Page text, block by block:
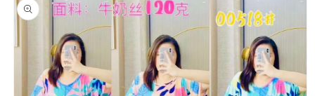
a la
información
del producto